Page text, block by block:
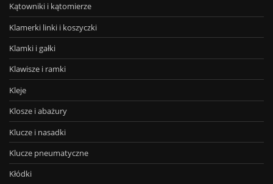
Kątowniki i kątomierze
Klamerki linki i koszyczki
Klamki i gałki
Klawisze i ramki
Kleje
Klosze i abażury
Klucze i nasadki
Klucze pneumatyczne
Kłódki